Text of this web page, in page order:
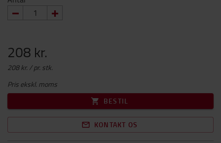
208 kr.
208 kr. / pr. stk.
Pris ekskl. moms
BESTIL
KONTAKT OS